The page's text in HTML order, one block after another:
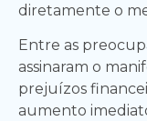
diretamente o
Entre as
assinaram o
prejuízos
aumento